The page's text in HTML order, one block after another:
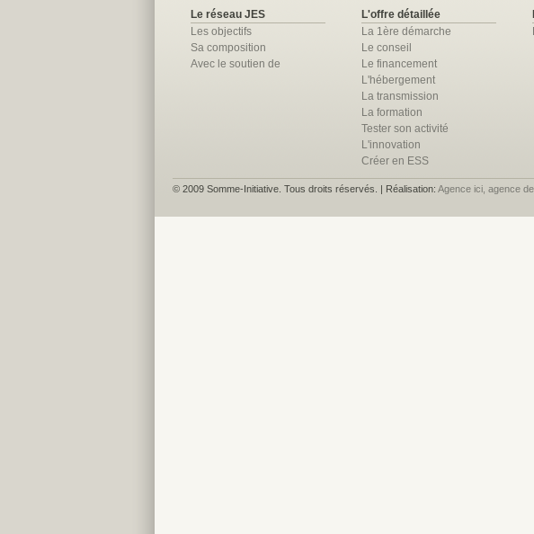
Le réseau JES
Les objectifs
Sa composition
Avec le soutien de
L'offre détaillée
La 1ère démarche
Le conseil
Le financement
L'hébergement
La transmission
La formation
Tester son activité
L'innovation
Créer en ESS
© 2009 Somme-Initiative. Tous droits réservés. | Réalisation: Agence ici, agence